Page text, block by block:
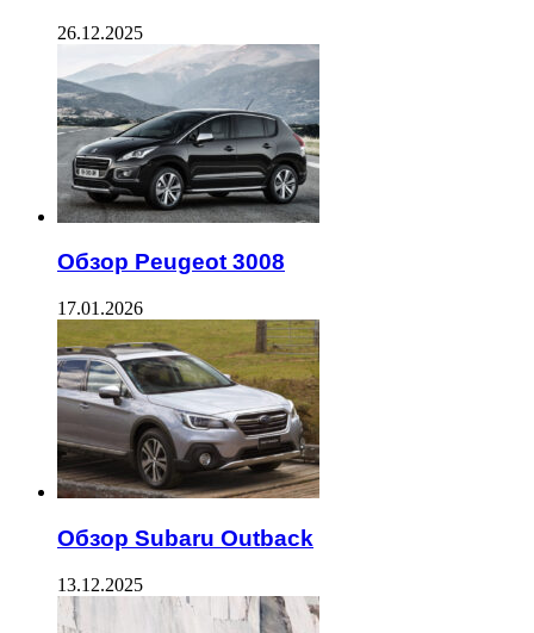
26.12.2025
Обзор Peugeot 3008
17.01.2026
Обзор Subaru Outback
13.12.2025